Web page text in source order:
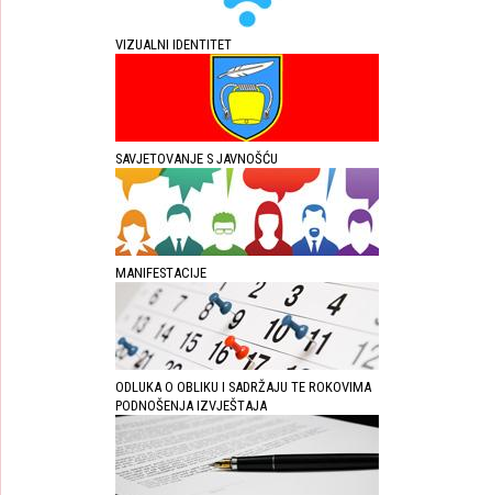
VIZUALNI IDENTITET
SAVJETOVANJE S JAVNOŠĆU
MANIFESTACIJE
ODLUKA O OBLIKU I SADRŽAJU TE ROKOVIMA
PODNOŠENJA IZVJEŠTAJA